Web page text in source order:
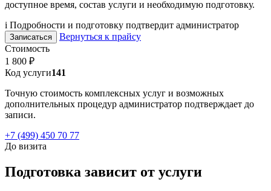
доступное время, состав услуги и необходимую подготовку.
i Подробности и подготовку подтвердит администратор
Записаться
Вернуться к прайсу
Стоимость
1 800 ₽
Код услуги141
Точную стоимость комплексных услуг и возможных
дополнительных процедур администратор подтверждает до
записи.
+7 (499) 450 70 77
До визита
Подготовка зависит от услуги